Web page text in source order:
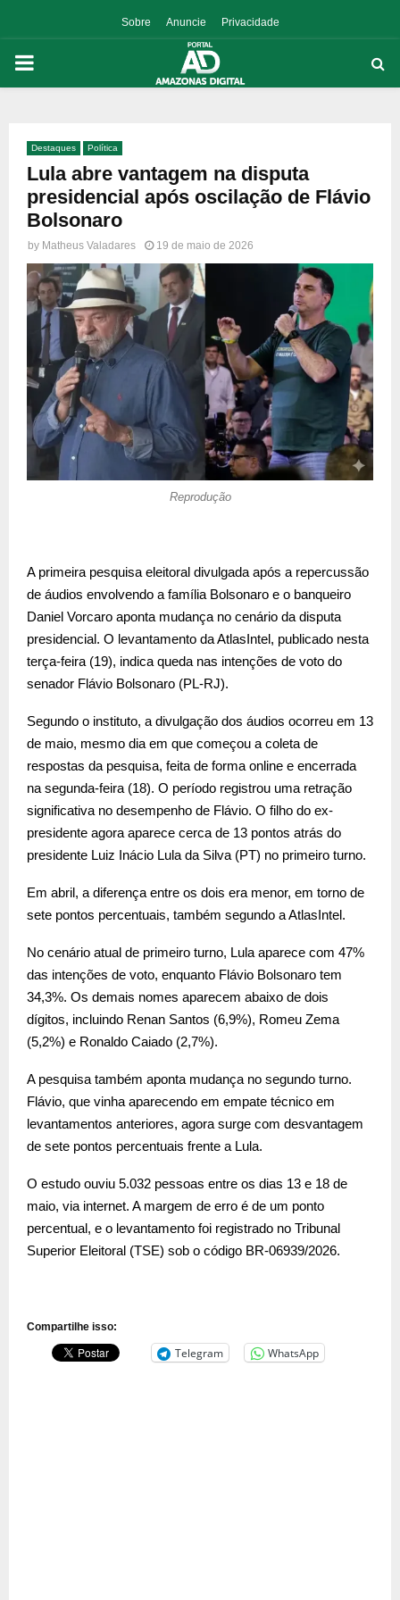
Sobre Anuncie Privacidade
PRIMARY
Destaques Política
Lula abre vantagem na disputa
presidencial após oscilação de Flávio
Bolsonaro
by Matheus Valadares 19 de maio de 2026
Reprodução
A primeira pesquisa eleitoral divulgada após a repercussão
de áudios envolvendo a família Bolsonaro e o banqueiro
Daniel Vorcaro aponta mudança no cenário da disputa
presidencial. O levantamento da AtlasIntel, publicado nesta
terça-feira (19), indica queda nas intenções de voto do
senador Flávio Bolsonaro (PL-RJ).
Segundo o instituto, a divulgação dos áudios ocorreu em 13
de maio, mesmo dia em que começou a coleta de
respostas da pesquisa, feita de forma online e encerrada
na segunda-feira (18). O período registrou uma retração
significativa no desempenho de Flávio. O filho do ex-
presidente agora aparece cerca de 13 pontos atrás do
presidente Luiz Inácio Lula da Silva (PT) no primeiro turno.
Em abril, a diferença entre os dois era menor, em torno de
sete pontos percentuais, também segundo a AtlasIntel.
No cenário atual de primeiro turno, Lula aparece com 47%
das intenções de voto, enquanto Flávio Bolsonaro tem
34,3%. Os demais nomes aparecem abaixo de dois
dígitos, incluindo Renan Santos (6,9%), Romeu Zema
(5,2%) e Ronaldo Caiado (2,7%).
A pesquisa também aponta mudança no segundo turno.
Flávio, que vinha aparecendo em empate técnico em
levantamentos anteriores, agora surge com desvantagem
de sete pontos percentuais frente a Lula.
O estudo ouviu 5.032 pessoas entre os dias 13 e 18 de
maio, via internet. A margem de erro é de um ponto
percentual, e o levantamento foi registrado no Tribunal
Superior Eleitoral (TSE) sob o código BR-06939/2026.
Compartilhe isso:
Telegram WhatsApp